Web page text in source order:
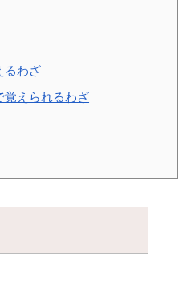
るわざ
覚えられるわざ